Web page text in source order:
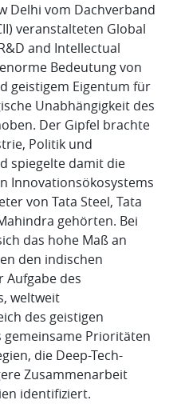
Delhi vom Dachverband
veranstalteten Global
and Intellectual
Bedeutung von
geistigem Eigentum für
Unabhängigkeit des
Der Gipfel brachte
Politik und
spiegelte damit die
Innovationsökosystems
von Tata Steel, Tata
gehörten. Bei
das hohe Maß an
den indischen
Aufgabe des
weltweit
des geistigen
gemeinsame Prioritäten
die Deep-Tech-
Zusammenarbeit
identifiziert.